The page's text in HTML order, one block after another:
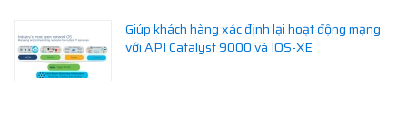
Giúp khách hàng xác định lại hoạt động mạng
với API Catalyst 9000 và IOS-XE